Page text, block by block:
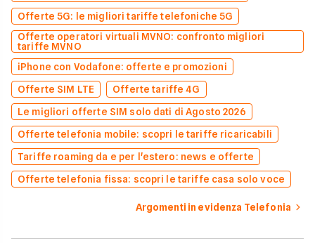
Offerte 5G: le migliori tariffe telefoniche 5G
Offerte operatori virtuali MVNO: confronto migliori
tariffe MVNO
iPhone con Vodafone: offerte e promozioni
Offerte SIM LTE
Offerte tariffe 4G
Le migliori offerte SIM solo dati di Agosto 2026
Offerte telefonia mobile: scopri le tariffe ricaricabili
Tariffe roaming da e per l'estero: news e offerte
Offerte telefonia fissa: scopri le tariffe casa solo voce
Argomenti in evidenza Telefonia